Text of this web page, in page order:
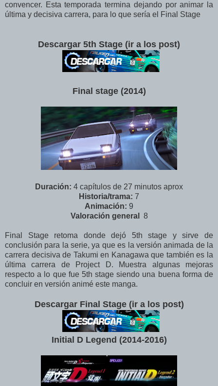
convencer. Esta temporada termina dejando por animar la
última y decisiva carrera, para lo que sería el Final Stage
Descargar 5th Stage (ir a los post)
Final stage (2014)
Duración: 4 capítulos de 27 minutos aprox
Historia/trama: 7
Animación: 9
Valoración general 8
Final Stage retoma donde dejó 5th stage y sirve de
conclusión para la serie, ya que es la versión animada de la
carrera decisiva de Takumi en Kanagawa que también es la
última carrera de Project D. Muestra algunas mejoras
respecto a lo que fue 5th stage siendo una buena forma de
concluir en versión animé este manga.
Descargar Final Stage (ir a los post)
Initial D Legend (2014-2016)